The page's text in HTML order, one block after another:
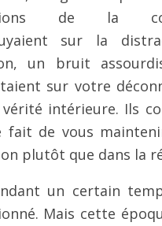
de la
sur la
un bruit
sur votre
intérieure. Ils
fait de vous
plutôt que dans la
un certain
Mais cette